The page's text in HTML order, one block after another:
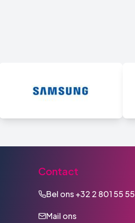
Contact
Bel ons+32 2 801 55 55
Mail ons